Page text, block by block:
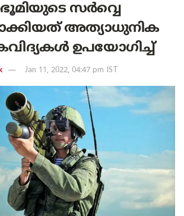
സർവ്വെ
അത്യാധുനിക
ഉപയോഗിച്ച്
Jan 11, 2022, 04:47 pm IST